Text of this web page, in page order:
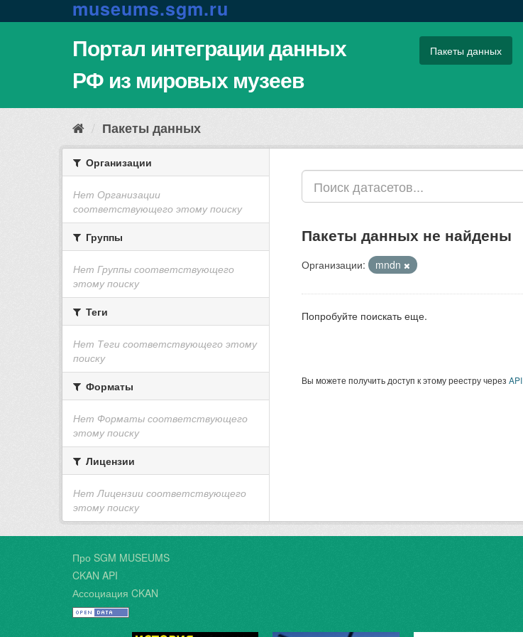
museums.sgm.ru
Портал интеграции данных
РФ из мировых музеев
Пакеты данных
Пакеты данных
Организации
Нет Организации
соответствующего этому поиску
Группы
Нет Группы соответствующего
этому поиску
Теги
Нет Теги соответствующего этому
поиску
Форматы
Нет Форматы соответствующего
этому поиску
Лицензии
Нет Лицензии соответствующего
этому поиску
Пакеты данных не найдены
Организации: mndn
Попробуйте поискать еще.
Вы можете получить доступ к этому реестру через API
Про SGM MUSEUMS
CKAN API
Ассоциация CKAN